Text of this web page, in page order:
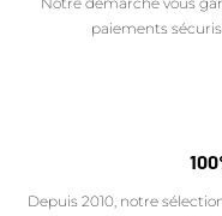
paiements
Depuis 2010, notre